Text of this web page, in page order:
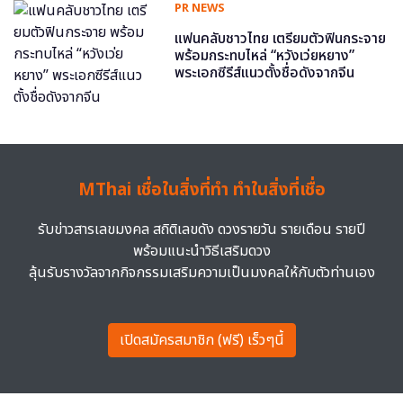
PR NEWS
แฟนคลับชาวไทย เตรียมตัวฟินกระจาย
พร้อมกระทบไหล่ “หวังเว่ยหยาง”
พระเอกซีรีส์แนวตั้งชื่อดังจากจีน
MThai เชื่อในสิ่งที่ทำ ทำในสิ่งที่เชื่อ
รับข่าวสารเลขมงคล สถิติเลขดัง ดวงรายวัน รายเดือน รายปี
พร้อมแนะนำวิธีเสริมดวง
ลุ้นรับรางวัลจากกิจกรรมเสริมความเป็นมงคลให้กับตัวท่านเอง
เปิดสมัครสมาชิก (ฟรี) เร็วๆนี้